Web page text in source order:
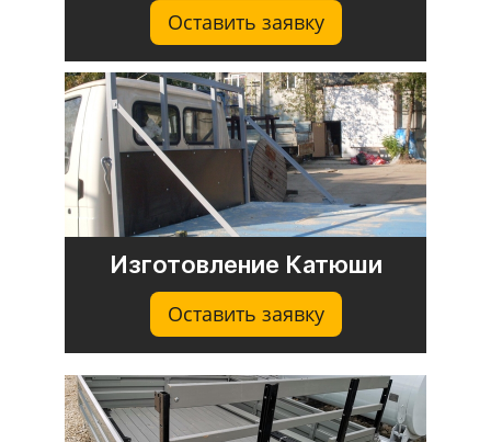
Оставить заявку
Изготовление Катюши
Оставить заявку